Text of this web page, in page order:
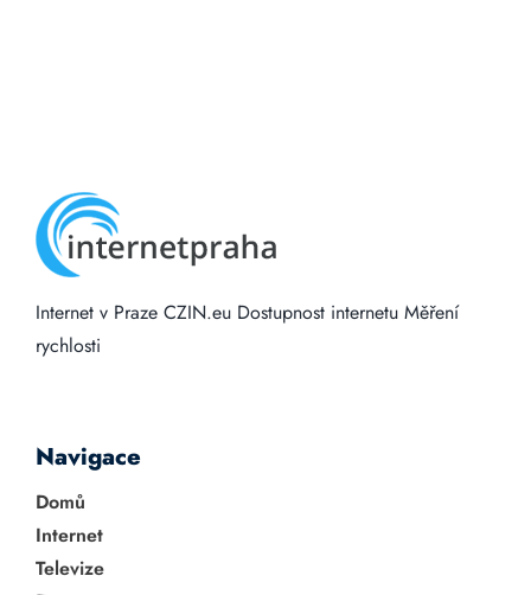
Internet v Praze CZIN.eu Dostupnost internetu Měření
rychlosti
Navigace
Domů
Internet
Televize